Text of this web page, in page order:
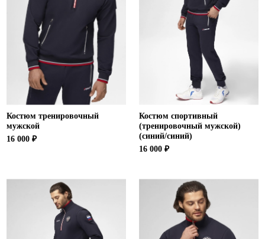
Костюм тренировочный
мужской
16 000 ₽
Костюм спортивный
(тренировочный мужской)
(синий/синий)
16 000 ₽